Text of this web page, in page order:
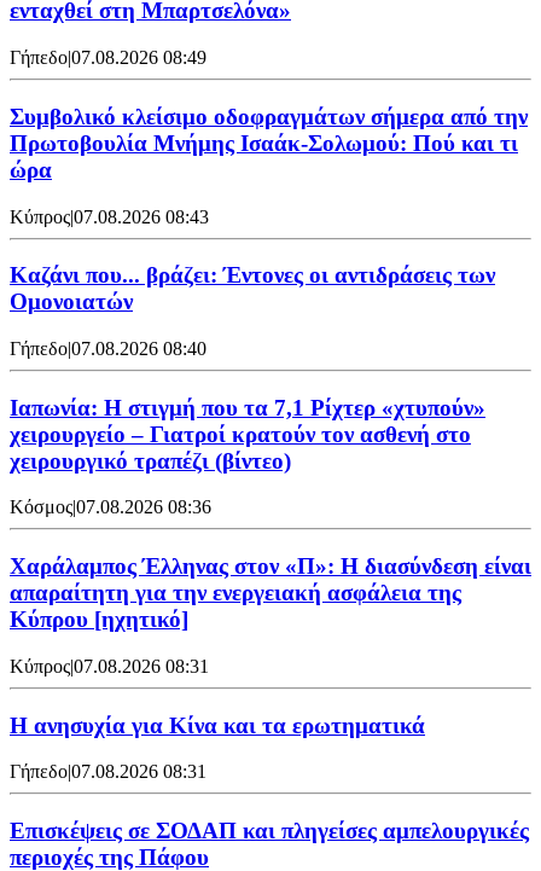
ενταχθεί στη Μπαρτσελόνα»
Γήπεδο|07.08.2026 08:49
Συμβολικό κλείσιμο οδοφραγμάτων σήμερα από την
Πρωτοβουλία Μνήμης Ισαάκ-Σολωμού: Πού και τι
ώρα
Κύπρος|07.08.2026 08:43
Καζάνι που... βράζει: Έντονες οι αντιδράσεις των
Ομονοιατών
Γήπεδο|07.08.2026 08:40
Ιαπωνία: Η στιγμή που τα 7,1 Ρίχτερ «χτυπούν»
χειρουργείο – Γιατροί κρατούν τον ασθενή στο
χειρουργικό τραπέζι (βίντεο)
Κόσμος|07.08.2026 08:36
Χαράλαμπος Έλληνας στον «Π»: Η διασύνδεση είναι
απαραίτητη για την ενεργειακή ασφάλεια της
Κύπρου [ηχητικό]
Κύπρος|07.08.2026 08:31
Η ανησυχία για Κίνα και τα ερωτηματικά
Γήπεδο|07.08.2026 08:31
Επισκέψεις σε ΣΟΔΑΠ και πληγείσες αμπελουργικές
περιοχές της Πάφου